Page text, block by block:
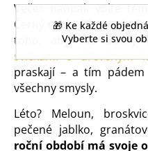
🎁 Ke každé
Vyberte si svou
Večer naopak volte
Černý rybíz. Fíky se
toho, aby vás budily.
svíčkami s dřevěným
praskají – a tím
všechny smysly.
Léto? Meloun,
pečené jablko,
roční období má svoje